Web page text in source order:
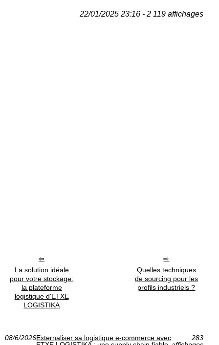
22/01/2025 23:16 - 2 119 affichages
La solution idéale
pour votre stockage:
la plateforme
logistique d'ETXE
LOGISTIKA
Quelles techniques
de sourcing pour les
profils industriels ?
08/6/2026Externaliser sa logistique e‑commerce avec
283